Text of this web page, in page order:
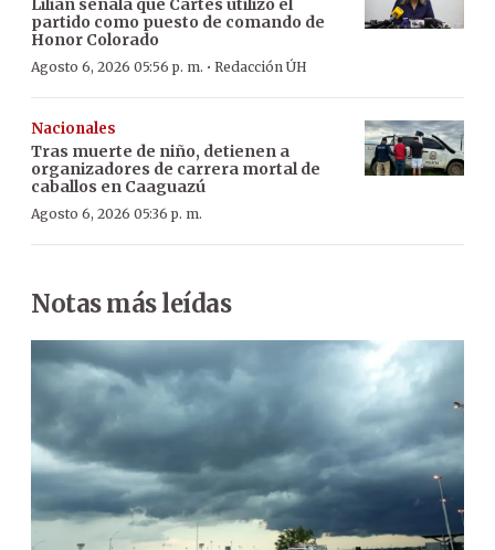
Lilian señala que Cartes utilizó el
partido como puesto de comando de
Honor Colorado
Agosto 6, 2026 05:56 p. m. · Redacción ÚH
Nacionales
Tras muerte de niño, detienen a
organizadores de carrera mortal de
caballos en Caaguazú
Agosto 6, 2026 05:36 p. m.
Notas más leídas